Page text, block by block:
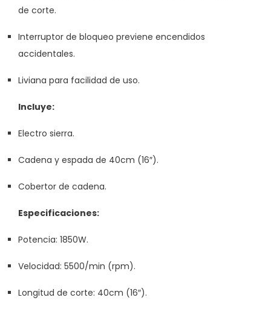
de corte.
Interruptor de bloqueo previene encendidos
accidentales.
Liviana para facilidad de uso.
Incluye:
Electro sierra.
Cadena y espada de 40cm (16″).
Cobertor de cadena.
Especificaciones:
Potencia: 1850W.
Velocidad: 5500/min (rpm).
Longitud de corte: 40cm (16″).